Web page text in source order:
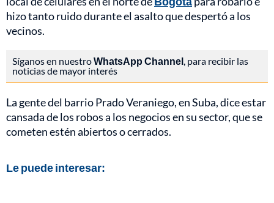
hizo tanto ruido durante el asalto que despertó a los
vecinos.
Síganos en nuestroWhatsApp Channel , para recibir las
noticias de mayor interés
La gente del barrio Prado Veraniego, en Suba, dice estar
cansada de los robos a los negocios en su sector, que se
cometen estén abiertos o cerrados.
Le puede interesar: